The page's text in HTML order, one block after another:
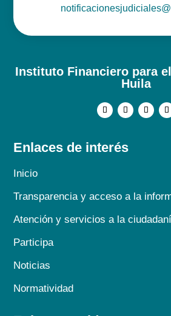
Instituto Financiero para
Huila
Enlaces de interés
Inicio
Transparencia y acceso a la
Atención y servicios a la
Participa
Noticias
Normatividad